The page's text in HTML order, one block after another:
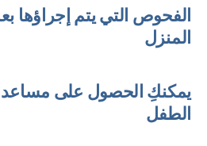
الفحوص التي يتم إجراؤها
المنزل
يمكنكِ الحصول على
الطفل